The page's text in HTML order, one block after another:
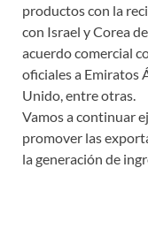
productos con la
con Israel y Corea
acuerdo comercial
oficiales a Emiratos
Unido, entre otras.
Vamos a continuar
promover las
la generación de